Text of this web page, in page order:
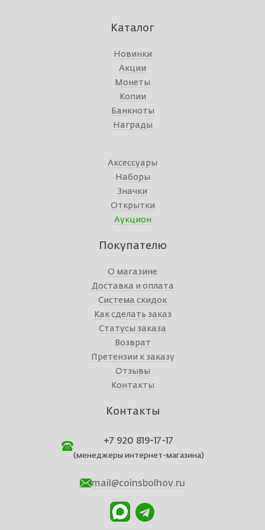
Каталог
Новинки
Акции
Монеты
Копии
Банкноты
Награды
Аксессуары
Наборы
Значки
Открытки
Аукцион
Покупателю
О магазине
Доставка и оплата
Система скидок
Как сделать заказ
Статусы заказа
Возврат
Претензии к заказу
Отзывы
Контакты
Контакты
+7 920 819-17-17
(менеджеры интернет-магазина)
mail@coinsbolhov.ru